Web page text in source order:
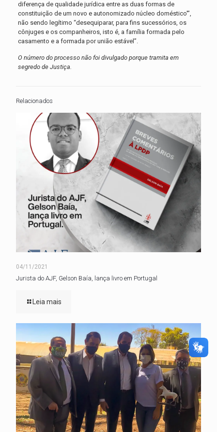
diferença de qualidade jurídica entre as duas formas de
constituição de um novo e autonomizado núcleo doméstico'”,
não sendo legítimo “desequiparar, para fins sucessórios, os
cônjuges e os companheiros, isto é, a família formada pelo
casamento e a formada por união estável”.
O número do processo não foi divulgado porque tramita em
segredo de Justiça.
Relacionados
04/11/2021
Jurista do AJF, Gelson Baía, lança livro em Portugal
Leia mais